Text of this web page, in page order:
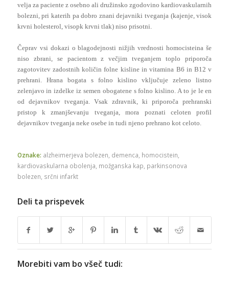
velja za paciente z osebno ali družinsko zgodovino kardiovaskularnih
bolezni, pri katerih pa dobro znani dejavniki tveganja (kajenje, visok
krvni holesterol, visopk krvni tlak) niso prisotni.
Čeprav vsi dokazi o blagodejnosti nižjih vrednosti homocisteina še
niso zbrani, se pacientom z večjim tveganjem toplo priporoča
zagotovitev zadostnih količin folne kisline in vitamina B6 in B12 v
prehrani. Hrana bogata s folno kislino vključuje zeleno listno
zelenjavo in izdelke iz semen obogatene s folno kislino. A to je le en
od dejavnikov tveganja. Vsak zdravnik, ki priporoča prehranski
pristop k zmanjševanju tveganja, mora poznati celoten profil
dejavnikov tveganja neke osebe in tudi njeno prehrano kot celoto.
Oznake: alzheimerjeva bolezen demenca homocistein
kardiovaskularna obolenja možganska kap parkinsonova
bolezen srčni infarkt
Deli ta prispevek
Morebiti vam bo všeč tudi: